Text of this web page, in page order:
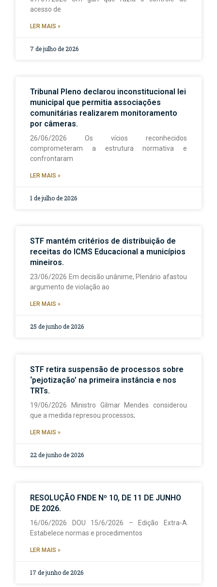
acesso de
LER MAIS »
7 de julho de 2026
Tribunal Pleno declarou inconstitucional lei
municipal que permitia associações
comunitárias realizarem monitoramento
por câmeras.
26/06/2026 Os vícios reconhecidos
comprometeram a estrutura normativa e
confrontaram
LER MAIS »
1 de julho de 2026
STF mantém critérios de distribuição de
receitas do ICMS Educacional a municípios
mineiros.
23/06/2026 Em decisão unânime, Plenário afastou
argumento de violação ao
LER MAIS »
25 de junho de 2026
STF retira suspensão de processos sobre
‘pejotização’ na primeira instância e nos
TRTs.
19/06/2026 Ministro Gilmar Mendes considerou
que a medida represou processos;
LER MAIS »
22 de junho de 2026
RESOLUÇÃO FNDE Nº 10, DE 11 DE JUNHO
DE 2026.
16/06/2026 DOU 15/6/2026 – Edição Extra-A
Estabelece normas e procedimentos
LER MAIS »
17 de junho de 2026